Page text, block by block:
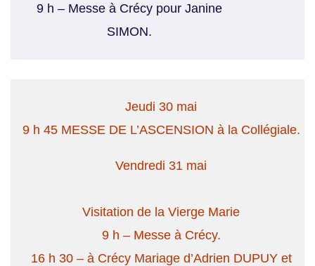
9 h – Messe à Crécy pour Janine
SIMON.
Jeudi 30 mai
9 h 45 MESSE DE L’ASCENSION à la Collégiale.
Vendredi 31 mai
Visitation de la Vierge Marie
9 h – Messe à Crécy.
16 h 30 – à Crécy Mariage d’Adrien DUPUY et